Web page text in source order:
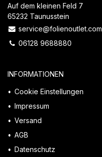
Auf dem kleinen Feld 7
65232 Taunusstein
service@folienoutlet.com
06128 9688880
INFORMATIONEN
Cookie Einstellungen
Impressum
Versand
AGB
Datenschutz